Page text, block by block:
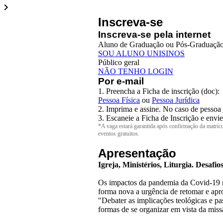
keyboard_arrow_right
Inscreva-se
Inscreva-se pela internet
Aluno de Graduação ou Pós-
SOU ALUNO UNISINOS
Público geral
NÃO TENHO LOGIN
Por e-mail
1. Preencha a Ficha de inscrição (doc):
Pessoa Física ou Pessoa Jurídica
2. Imprima e assine. No caso de
3. Escaneie a Ficha de Inscrição e
*A vaga estará garantida após confirmação da
eventos gratuitos.
Apresentação
Igreja, Ministérios, Liturgia.
Os impactos da pandemia da Covid-19
forma nova a urgência de retomar e
"Debater as implicações teológicas e
formas de se organizar em vista da